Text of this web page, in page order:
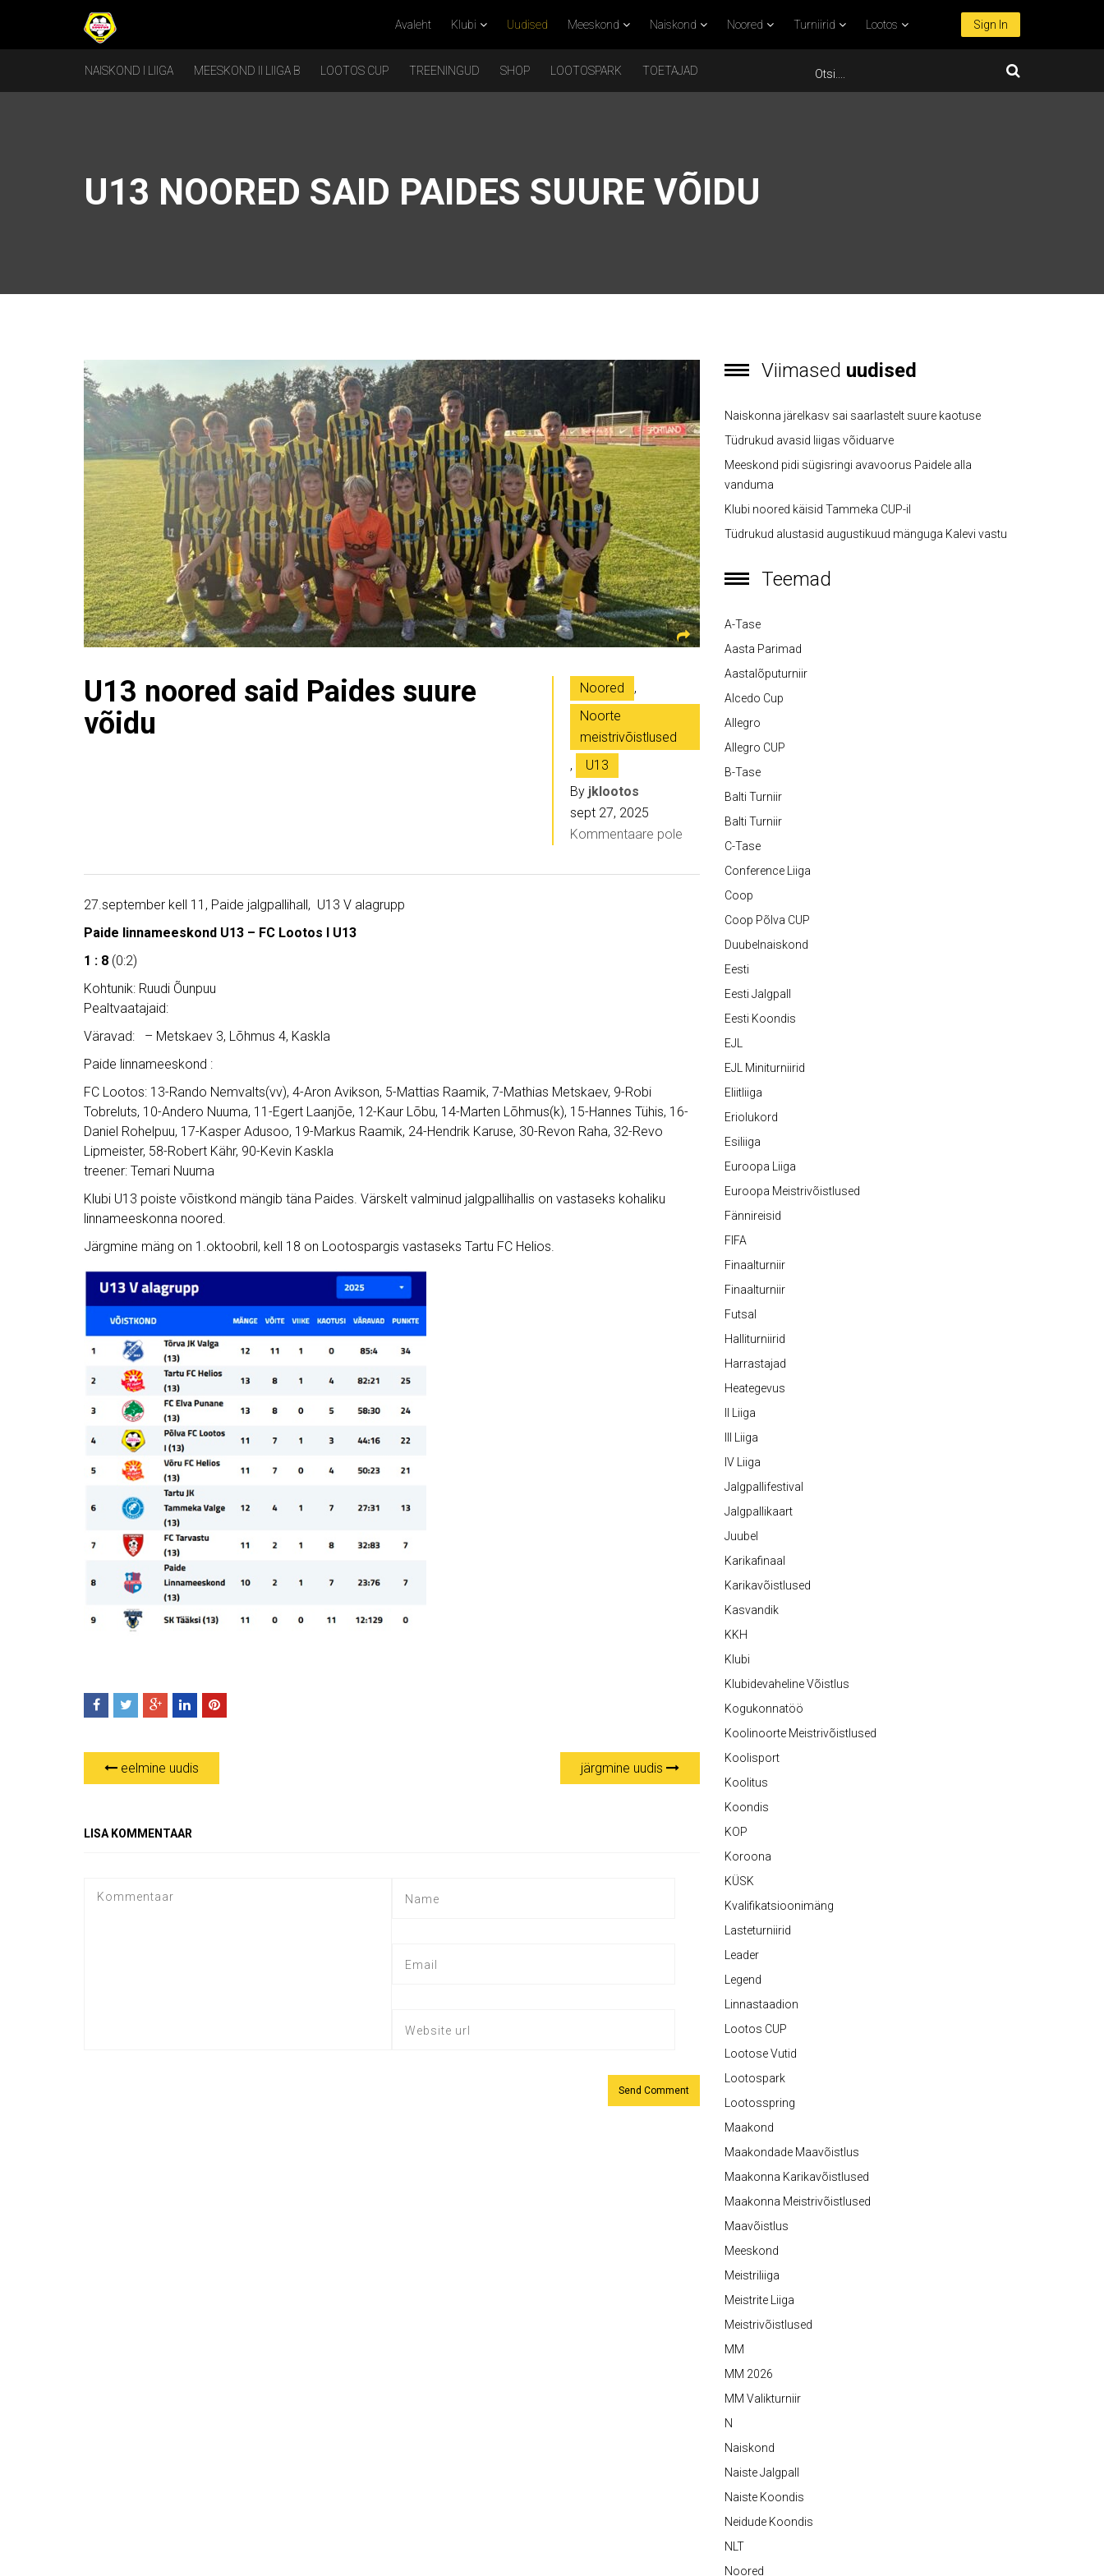
Avaleht Klubi Uudised Meeskond Naiskond Noored Turniirid Lootos Sign In
NAISKOND I LIIGA MEESKOND II LIIGA B LOOTOS CUP TREENINGUD SHOP LOOTOSPARK TOETAJAD
U13 NOORED SAID PAIDES SUURE VÕIDU
U13 noored said Paides suure
võidu
Noored
,
Noorte
meistrivõistlused
,
U13
By jklootos
sept 27, 2025
Kommentaare pole
27.september kell 11, Paide jalgpallihall, U13 V alagrupp
Paide linnameeskond U13 – FC Lootos I U13
1 : 8 (0:2)
Kohtunik: Ruudi Õunpuu
Pealtvaatajaid:
Väravad: – Metskaev 3, Lõhmus 4, Kaskla
Paide linnameeskond :
FC Lootos: 13-Rando Nemvalts(vv), 4-Aron Avikson, 5-Mattias Raamik, 7-Mathias Metskaev, 9-Robi
Tobreluts, 10-Andero Nuuma, 11-Egert Laanjõe, 12-Kaur Lõbu, 14-Marten Lõhmus(k), 15-Hannes Tühis, 16-
Daniel Rohelpuu, 17-Kasper Adusoo, 19-Markus Raamik, 24-Hendrik Karuse, 30-Revon Raha, 32-Revo
Lipmeister, 58-Robert Kähr, 90-Kevin Kaskla
treener: Temari Nuuma
Klubi U13 poiste võistkond mängib täna Paides. Värskelt valminud jalgpallihallis on vastaseks kohaliku
linnameeskonna noored.
Järgmine mäng on 1.oktoobril, kell 18 on Lootospargis vastaseks Tartu FC Helios.
eelmine uudis järgmine uudis
LISA KOMMENTAAR
Viimased uudised
Naiskonna järelkasv sai saarlastelt suure kaotuse
Tüdrukud avasid liigas võiduarve
Meeskond pidi sügisringi avavoorus Paidele alla
vanduma
Klubi noored käisid Tammeka CUP-il
Tüdrukud alustasid augustikuud mänguga Kalevi vastu
Teemad
A-Tase
Aasta Parimad
Aastalõputurniir
Alcedo Cup
Allegro
Allegro CUP
B-Tase
Balti Turniir
Balti Turniir
C-Tase
Conference Liiga
Coop
Coop Põlva CUP
Duubelnaiskond
Eesti
Eesti Jalgpall
Eesti Koondis
EJL
EJL Miniturniirid
Eliitliiga
Eriolukord
Esiliiga
Euroopa Liiga
Euroopa Meistrivõistlused
Fännireisid
FIFA
Finaalturniir
Finaalturniir
Futsal
Halliturniirid
Harrastajad
Heategevus
II Liiga
III Liiga
IV Liiga
Jalgpallifestival
Jalgpallikaart
Juubel
Karikafinaal
Karikavõistlused
Kasvandik
KKH
Klubi
Klubidevaheline Võistlus
Kogukonnatöö
Koolinoorte Meistrivõistlused
Koolisport
Koolitus
Koondis
KOP
Koroona
KÜSK
Kvalifikatsioonimäng
Lasteturniirid
Leader
Legend
Linnastaadion
Lootos CUP
Lootose Vutid
Lootospark
Lootosspring
Maakond
Maakondade Maavõistlus
Maakonna Karikavõistlused
Maakonna Meistrivõistlused
Maavõistlus
Meeskond
Meistriliiga
Meistrite Liiga
Meistrivõistlused
MM
MM 2026
MM Valikturniir
N
Naiskond
Naiste Jalgpall
Naiste Koondis
Neidude Koondis
NLT
Noored